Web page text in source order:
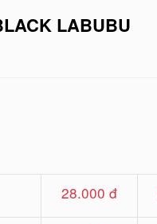
LABUBU
28.000 đ